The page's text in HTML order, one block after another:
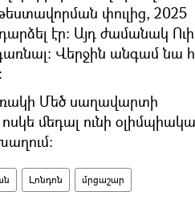
փուլից, 2025
էր։ Այդ ժամանակ
Վերջին անգամ նա
Մեծ սաղավարտի
մեդալ ունի
Լոնդոն մրցաշար